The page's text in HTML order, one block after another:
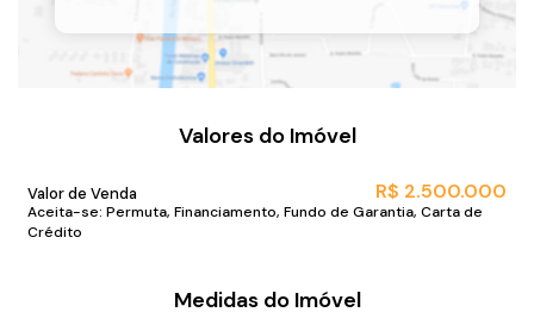
Valores do Imóvel
R$ 2.500.000
Valor de Venda
Aceita-se: Permuta, Financiamento, Fundo de Garantia, Carta de
Crédito
Medidas do Imóvel